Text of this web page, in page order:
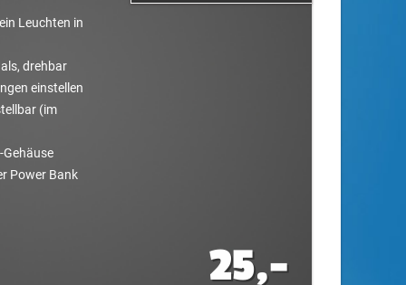
Leuchten in
drehbar
einstellen
(im
Power Bank
25,-